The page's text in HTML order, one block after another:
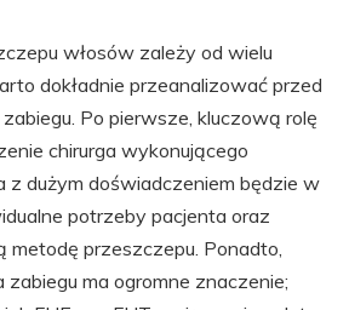
włosów zależy od wielu
dokładnie przeanalizować przed
Po pierwsze, kluczową rolę
chirurga wykonującego
z dużym doświadczeniem będzie w
potrzeby pacjenta oraz
metodę przeszczepu. Ponadto,
ma ogromne znaczenie;